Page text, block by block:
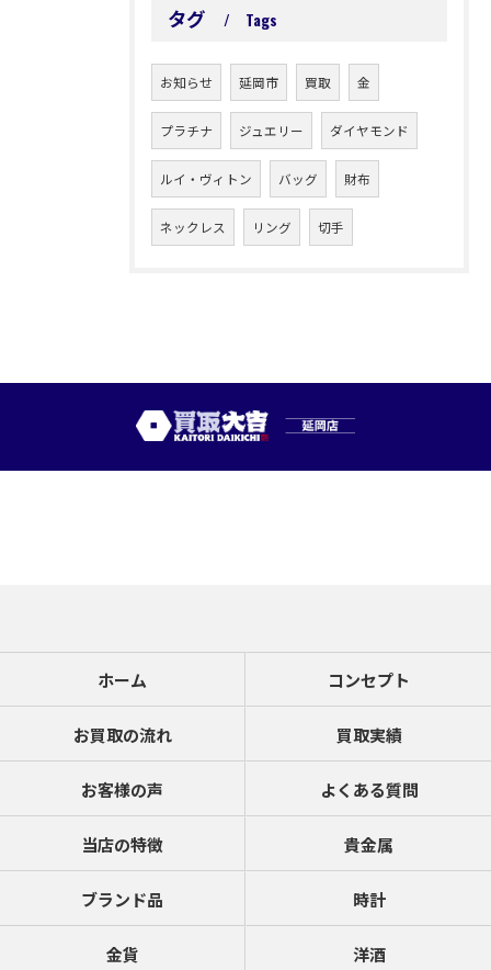
タグ Tags
お知らせ 延岡市 買取 金
プラチナ ジュエリー ダイヤモンド
ルイ・ヴィトン バッグ 財布
ネックレス リング 切手
ホーム コンセプト
お買取の流れ 買取実績
お客様の声 よくある質問
当店の特徴 貴金属
ブランド品 時計
金貨 洋酒